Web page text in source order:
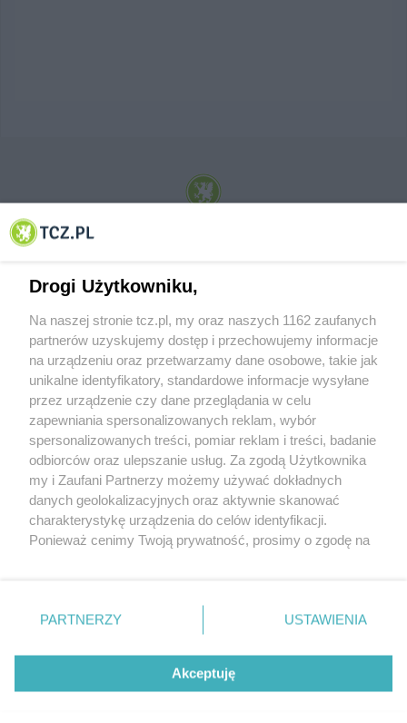
© 2001-2026 Tczew - TCZ.PL Sp. z o.o. Internetowy Serwis Informacyjny Miasta
O FIRMIE POLITYKA PRYWATNOŚCI HOSTING
REKLAMA WSPÓŁPRACA RSS FACEBOOK KONTAKT
Nasze serwisy
Aktualności
Tcz24
Historia miasta
Muzyka i kultura
Archiwum wydarzeń
Zdjęcia miasta
Drogi Użytkowniku,
Na naszej stronie tcz.pl, my oraz naszych 1162 zaufanych
partnerów uzyskujemy dostęp i przechowujemy informacje
na urządzeniu oraz przetwarzamy dane osobowe, takie jak
unikalne identyfikatory, standardowe informacje wysyłane
przez urządzenie czy dane przeglądania w celu
zapewniania spersonalizowanych reklam, wybór
spersonalizowanych treści, pomiar reklam i treści, badanie
odbiorców oraz ulepszanie usług. Za zgodą Użytkownika
my i Zaufani Partnerzy możemy używać dokładnych
danych geolokalizacyjnych oraz aktywnie skanować
charakterystykę urządzenia do celów identyfikacji.
Ponieważ cenimy Twoją prywatność, prosimy o zgodę na
znajdujący się w lewym dolnym rogu strony
. Niektóre
przetwarzaniu. Preferencje będą miały zastosowania tylko
PARTNERZY USTAWIENIA
Akceptuję